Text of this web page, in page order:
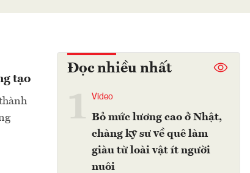
tạo
Đọc nhiều nhất
Video
Bỏ mức lương cao ở Nhật,
chàng kỹ sư về quê làm
giàu từ loài vật ít người
nuôi